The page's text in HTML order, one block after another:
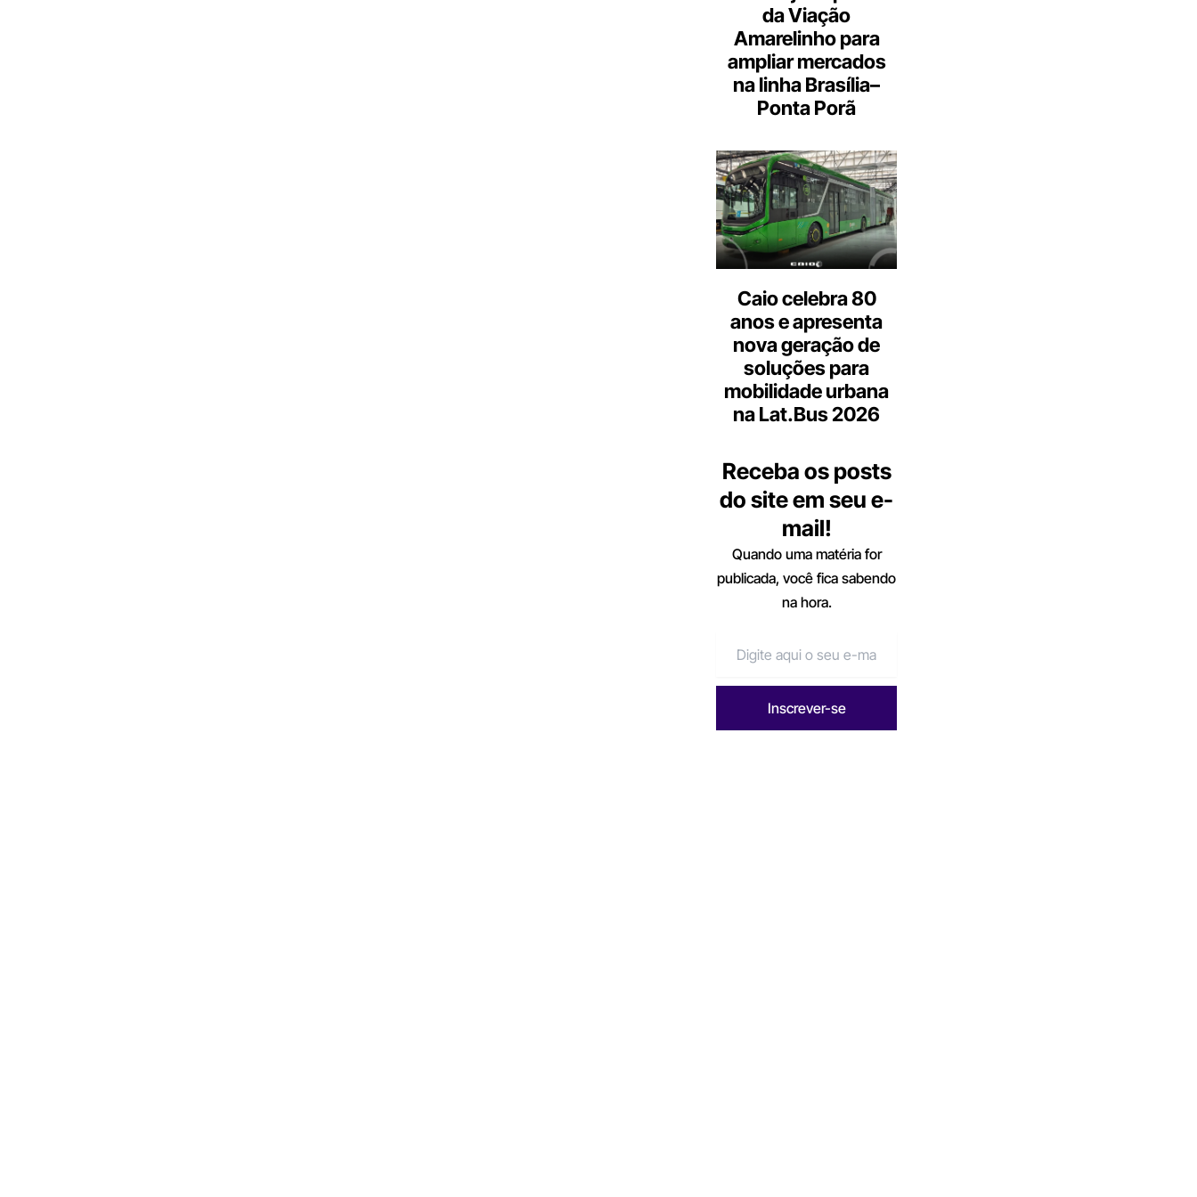
da Viação
Amarelinho para
ampliar mercados
na linha Brasília–
Ponta Porã
Caio celebra 80
anos e apresenta
nova geração de
soluções para
mobilidade urbana
na Lat.Bus 2026
Receba os posts
do site em seu e-
mail!
Quando uma matéria for
publicada, você fica sabendo
na hora.
Inscrever-se